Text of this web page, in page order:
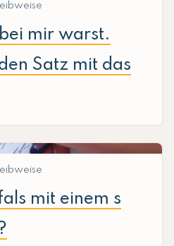
mir warst.
Satz mit das
mit einem s